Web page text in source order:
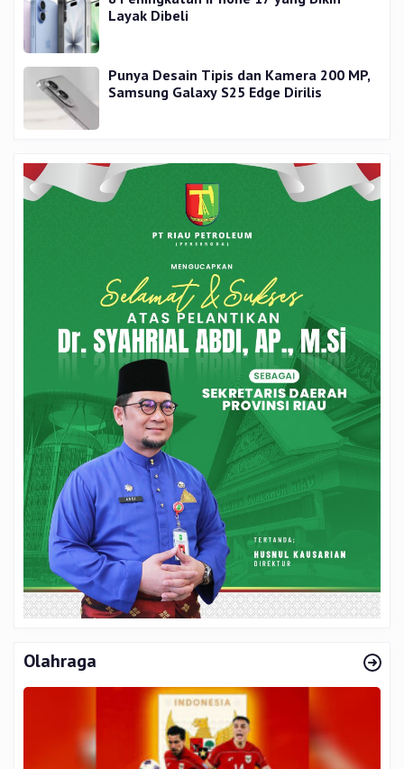
Layak Dibeli
Punya Desain Tipis dan Kamera 200 MP,
Samsung Galaxy S25 Edge Dirilis
Olahraga